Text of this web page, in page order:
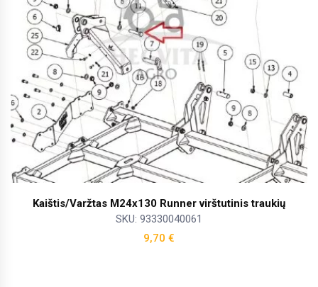
Kaištis/Varžtas M24x130 Runner virštutinis traukių
SKU: 93330040061
9,70 €